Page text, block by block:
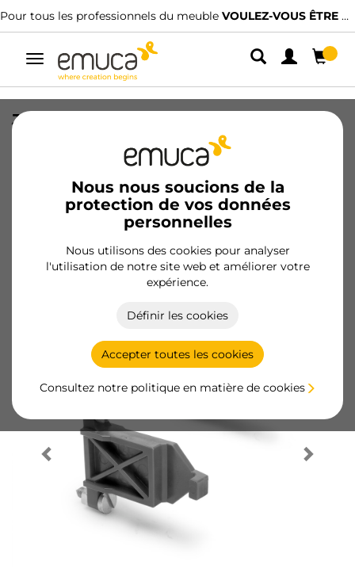
du meubleVOULEZ-VOUS ÊTRE CLIENT ? Nous avons
Alterner
navigation
Nous nous soucions de la
protection de vos données
personnelles
Nous utilisons des cookies pour analyser
l'utilisation de notre site web et améliorer votre
expérience.
Définir les cookies
Accepter toutes les cookies
Consultez notre politique en matière de cookies
Jeu de gabarits pour le marquage
d'attaches avant, plastique, gris
Devenir client
Fiche produit